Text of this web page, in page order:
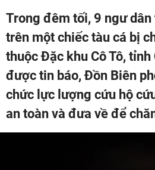
Trong đêm tối, 9 ngư
trên một chiếc tàu cá bị
thuộc Đặc khu Cô Tô,
được tin báo, Đồn Biên
chức lực lượng cứu hộ
an toàn và đưa về để